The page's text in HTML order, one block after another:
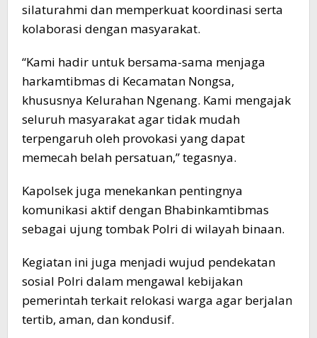
silaturahmi dan memperkuat koordinasi serta
kolaborasi dengan masyarakat.
“Kami hadir untuk bersama-sama menjaga
harkamtibmas di Kecamatan Nongsa,
khususnya Kelurahan Ngenang. Kami mengajak
seluruh masyarakat agar tidak mudah
terpengaruh oleh provokasi yang dapat
memecah belah persatuan,” tegasnya.
Kapolsek juga menekankan pentingnya
komunikasi aktif dengan Bhabinkamtibmas
sebagai ujung tombak Polri di wilayah binaan.
Kegiatan ini juga menjadi wujud pendekatan
sosial Polri dalam mengawal kebijakan
pemerintah terkait relokasi warga agar berjalan
tertib, aman, dan kondusif.